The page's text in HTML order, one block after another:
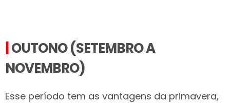
OUTONO (SETEMBRO A
NOVEMBRO)
Esse período tem as vantagens da primavera,